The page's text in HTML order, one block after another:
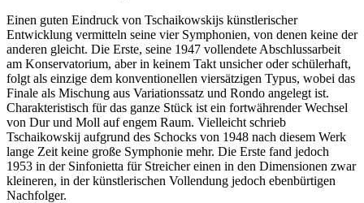
Einen guten Eindruck von Tschaikowskijs künstlerischer
Entwicklung vermitteln seine vier Symphonien, von denen keine der
anderen gleicht. Die Erste, seine 1947 vollendete Abschlussarbeit
am Konservatorium, aber in keinem Takt unsicher oder schülerhaft,
folgt als einzige dem konventionellen viersätzigen Typus, wobei das
Finale als Mischung aus Variationssatz und Rondo angelegt ist.
Charakteristisch für das ganze Stück ist ein fortwährender Wechsel
von Dur und Moll auf engem Raum. Vielleicht schrieb
Tschaikowskij aufgrund des Schocks von 1948 nach diesem Werk
lange Zeit keine große Symphonie mehr. Die Erste fand jedoch
1953 in der Sinfonietta für Streicher einen in den Dimensionen zwar
kleineren, in der künstlerischen Vollendung jedoch ebenbürtigen
Nachfolger.